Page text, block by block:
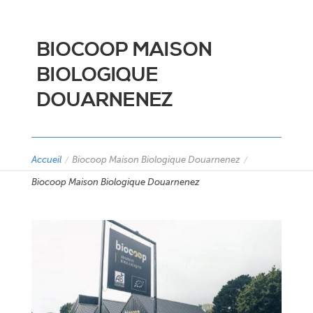
BIOCOOP MAISON
BIOLOGIQUE
DOUARNENEZ
Accueil / Biocoop Maison Biologique Douarnenez /
Biocoop Maison Biologique Douarnenez